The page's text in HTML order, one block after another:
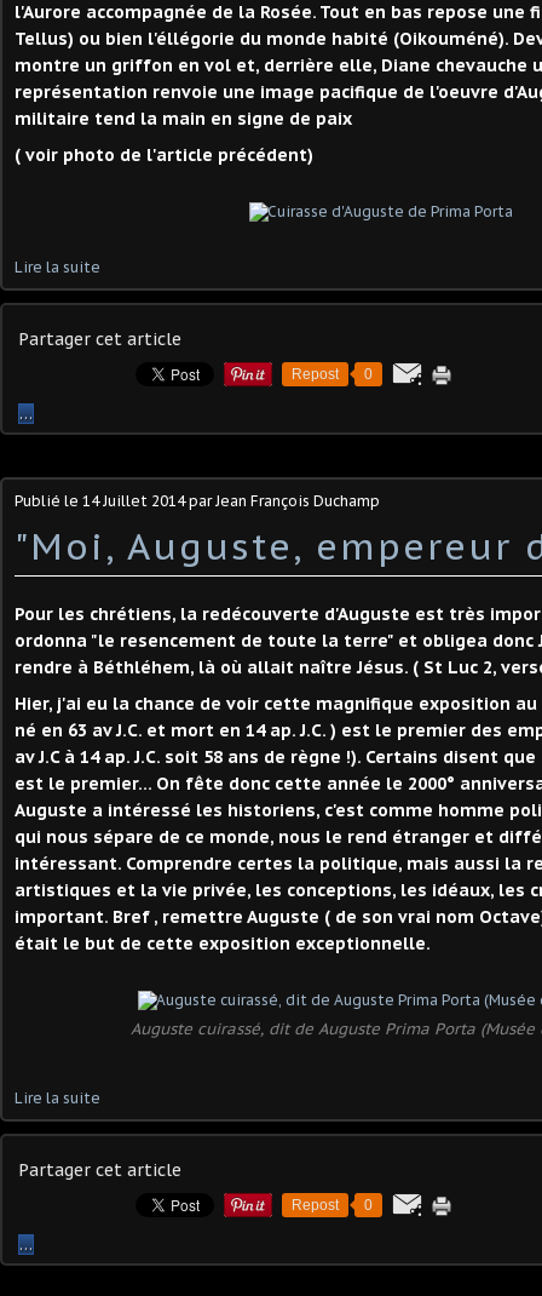
l'Aurore accompagnée de la Rosée. Tout en bas repose une
Tellus) ou bien l'éllégorie du monde habité (Oikouméné).
montre un griffon en vol et, derrière elle, Diane chevauche
représentation renvoie une image pacifique de l'oeuvre
militaire tend la main en signe de paix
( voir photo de l'article précédent)
Lire la suite
Partager cet article
Repost 0
…
Publié le 14 Juillet 2014par Jean François Duchamp
"Moi, Auguste, empereur
Pour les chrétiens, la redécouverte d'Auguste est très
ordonna "le resencement de toute la terre" et obligea donc
rendre à Béthléhem, là où allait naître Jésus. ( St Luc 2,
Hier, j'ai eu la chance de voir cette magnifique exposition au
né en 63 av J.C. et mort en 14 ap. J.C. ) est le premier des
av J.C à 14 ap. J.C. soit 58 ans de règne !). Certains disent
est le premier... On fête donc cette année le 2000°
Auguste a intéressé les historiens, c'est comme homme
qui nous sépare de ce monde, nous le rend étranger et
intéressant. Comprendre certes la politique, mais aussi la
artistiques et la vie privée, les conceptions, les idéaux, les
important. Bref , remettre Auguste ( de son vrai nom
était le but de cette exposition exceptionnelle.
Auguste cuirassé, dit de Auguste Prima Porta (Musée
Lire la suite
Partager cet article
Repost 0
…